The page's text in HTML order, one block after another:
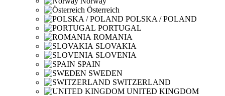
Österreich
POLSKA / POLAND
PORTUGAL
ROMANIA
SLOVAKIA
SLOVENIA
SPAIN
SWEDEN
SWITZERLAND
UNITED KINGDOM